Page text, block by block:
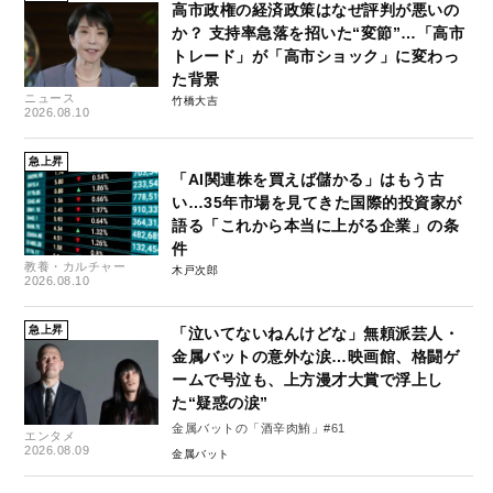
ニュース
2026.08.10
高市政権の経済政策はなぜ評判が悪いの
か？ 支持率急落を招いた“変節”…「高市
トレード」が「高市ショック」に変わっ
た背景
竹橋大吉
急上昇
教養・カルチャー
2026.08.10
「AI関連株を買えば儲かる」はもう古
い…35年市場を見てきた国際的投資家が
語る「これから本当に上がる企業」の条
件
木戸次郎
急上昇
エンタメ
2026.08.09
「泣いてないねんけどな」無頼派芸人・
金属バットの意外な涙…映画館、格闘ゲ
ームで号泣も、上方漫才大賞で浮上し
た“疑惑の涙”
金属バットの「酒辛肉鮪」#61
金属バット